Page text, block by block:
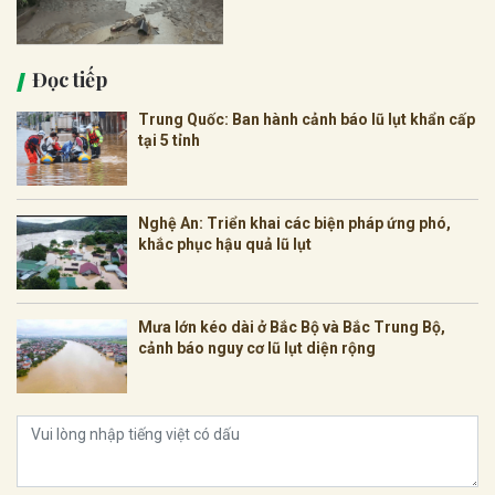
Đọc tiếp
Trung Quốc: Ban hành cảnh báo lũ lụt khẩn cấp
tại 5 tỉnh
Nghệ An: Triển khai các biện pháp ứng phó,
khắc phục hậu quả lũ lụt
Mưa lớn kéo dài ở Bắc Bộ và Bắc Trung Bộ,
cảnh báo nguy cơ lũ lụt diện rộng